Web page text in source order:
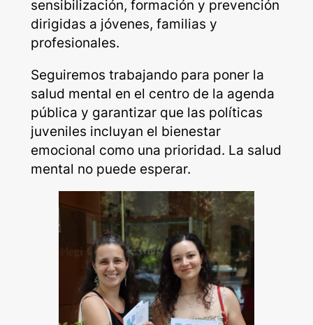
sensibilización, formación y prevención
dirigidas a jóvenes, familias y
profesionales.
Seguiremos trabajando para poner la
salud mental en el centro de la agenda
pública y garantizar que las políticas
juveniles incluyan el bienestar
emocional como una prioridad. La salud
mental no puede esperar.